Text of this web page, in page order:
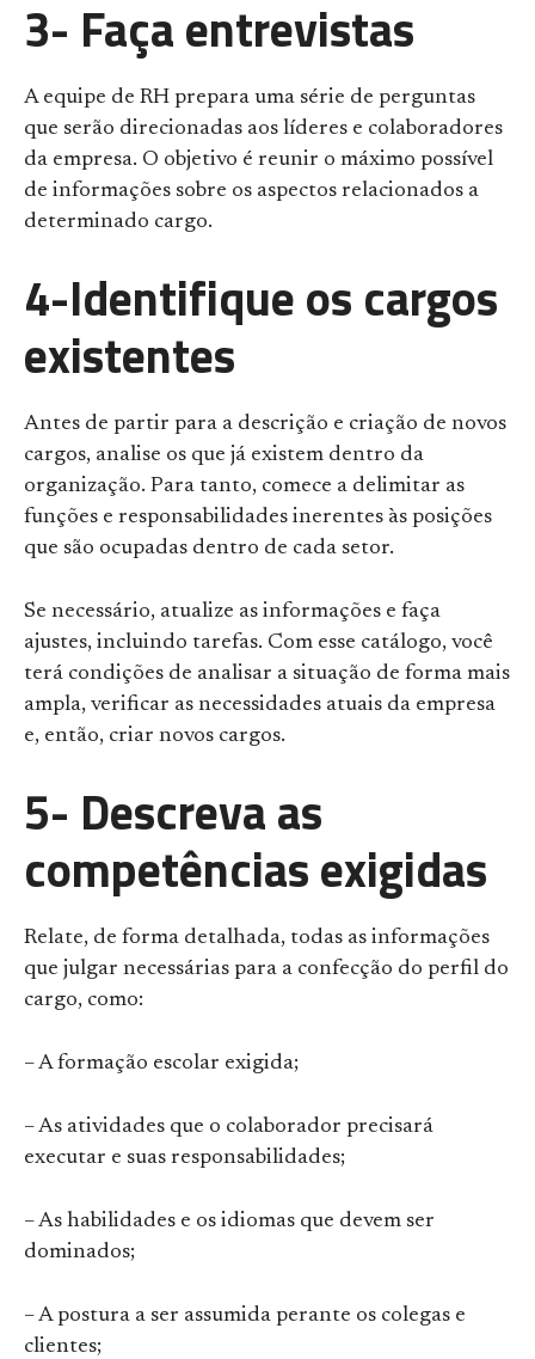
3- Faça entrevistas
A equipe de RH prepara uma série de perguntas
que serão direcionadas aos líderes e colaboradores
da empresa. O objetivo é reunir o máximo possível
de informações sobre os aspectos relacionados a
determinado cargo.
4-Identifique os cargos
existentes
Antes de partir para a descrição e criação de novos
cargos, analise os que já existem dentro da
organização. Para tanto, comece a delimitar as
funções e responsabilidades inerentes às posições
que são ocupadas dentro de cada setor.
Se necessário, atualize as informações e faça
ajustes, incluindo tarefas. Com esse catálogo, você
terá condições de analisar a situação de forma mais
ampla, verificar as necessidades atuais da empresa
e, então, criar novos cargos.
5- Descreva as
competências exigidas
Relate, de forma detalhada, todas as informações
que julgar necessárias para a confecção do perfil do
cargo, como:
– A formação escolar exigida;
– As atividades que o colaborador precisará
executar e suas responsabilidades;
– As habilidades e os idiomas que devem ser
dominados;
– A postura a ser assumida perante os colegas e
clientes;